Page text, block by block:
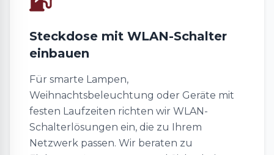
Steckdose mit WLAN-Schalter
einbauen
Für smarte Lampen,
Weihnachtsbeleuchtung oder Geräte mit
festen Laufzeiten richten wir WLAN-
Schalterlösungen ein, die zu Ihrem
Netzwerk passen. Wir beraten zu